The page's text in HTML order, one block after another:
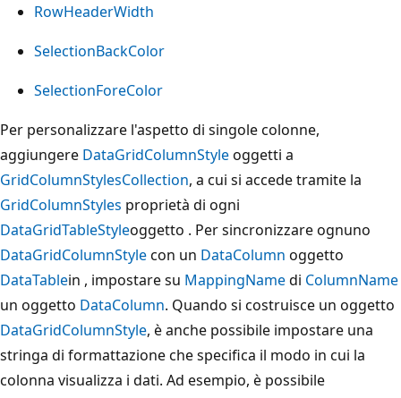
RowHeaderWidth
SelectionBackColor
SelectionForeColor
Per personalizzare l'aspetto di singole colonne,
aggiungere DataGridColumnStyleoggetti a
GridColumnStylesCollection, a cui si accede tramite la
GridColumnStyles proprietà di ogni
DataGridTableStyleoggetto . Per sincronizzare ognuno
DataGridColumnStylecon un DataColumn oggetto
DataTablein , impostare su MappingNamedi ColumnName
un oggetto DataColumn. Quando si costruisce un oggetto
DataGridColumnStyle, è anche possibile impostare una
stringa di formattazione che specifica il modo in cui la
colonna visualizza i dati. Ad esempio, è possibile